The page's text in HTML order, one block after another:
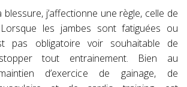
j’affectionne une règle, celle de
les jambes sont fatiguées ou
pas obligatoire voir souhaitable de
tout entrainement. Bien au
d’exercice de gainage, de